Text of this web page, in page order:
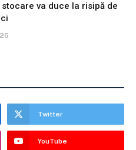
va duce la risipă de
Twitter
YouTube